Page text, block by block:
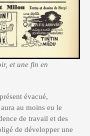
et une fin en
évacué,
au moins eu le
de travail et des
de développer une